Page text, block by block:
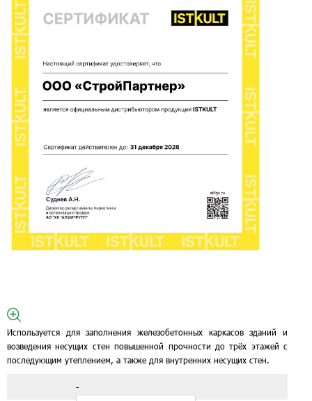
Используется для заполнения железобетонных каркасов зданий и
возведения несущих стен повышенной прочности до трёх этажей с
последующим утеплением, а также для внутренних несущих стен.
-